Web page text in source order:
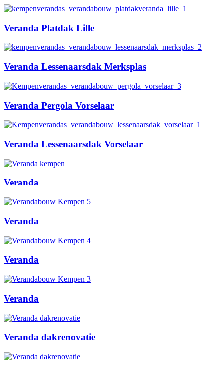
Veranda Platdak Lille
Veranda Lessenaarsdak Merksplas
Veranda Pergola Vorselaar
Veranda Lessenaarsdak Vorselaar
Veranda
Veranda
Veranda
Veranda
Veranda dakrenovatie